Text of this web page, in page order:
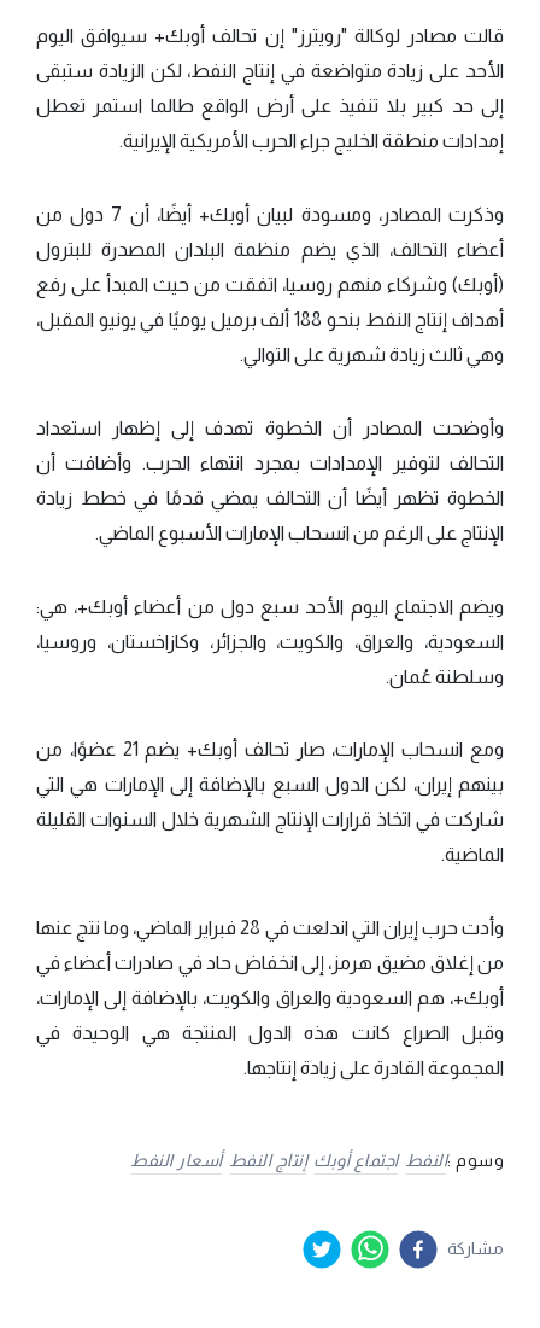
قالت مصادر لوكالة "رويترز" إن تحالف أوبك+ سيوافق اليوم
الأحد على زيادة متواضعة في إنتاج النفط، لكن الزيادة ستبقى
إلى حد كبير بلا تنفيذ على أرض الواقع طالما استمر تعطل
إمدادات منطقة الخليج جراء الحرب الأمريكية الإيرانية.
وذكرت المصادر، ومسودة لبيان أوبك+ أيضًا، أن 7 دول من
أعضاء التحالف، الذي يضم منظمة البلدان المصدرة للبترول
(أوبك) وشركاء منهم روسيا، اتفقت من حيث المبدأ على رفع
أهداف إنتاج النفط بنحو 188 ألف برميل يوميًا في يونيو المقبل،
وهي ثالث زيادة شهرية على التوالي.
وأوضحت المصادر أن الخطوة تهدف إلى إظهار استعداد
التحالف لتوفير الإمدادات بمجرد انتهاء الحرب. وأضافت أن
الخطوة تظهر أيضًا أن التحالف يمضي قدمًا في خطط زيادة
الإنتاج على الرغم من انسحاب الإمارات الأسبوع الماضي.
ويضم الاجتماع اليوم الأحد سبع دول من أعضاء أوبك+، هي:
السعودية، والعراق، والكويت، والجزائر، وكازاخستان، وروسيا،
وسلطنة عُمان.
ومع انسحاب الإمارات، صار تحالف أوبك+ يضم 21 عضوًا، من
بينهم إيران، لكن الدول السبع بالإضافة إلى الإمارات هي التي
شاركت في اتخاذ قرارات الإنتاج الشهرية خلال السنوات القليلة
الماضية.
وأدت حرب إيران التي اندلعت في 28 فبراير الماضي، وما نتج عنها
من إغلاق مضيق هرمز، إلى انخفاض حاد في صادرات أعضاء في
أوبك+، هم السعودية والعراق والكويت، بالإضافة إلى الإمارات،
وقبل الصراع كانت هذه الدول المنتجة هي الوحيدة في
المجموعة القادرة على زيادة إنتاجها.
وسوم :النفط اجتماع أوبك إنتاج النفط أسعار النفط
مشاركة